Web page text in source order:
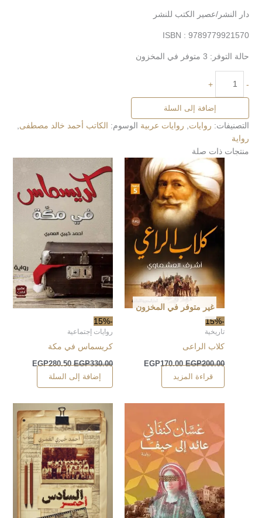
دار النشر/عصير الكتب للنشر
ISBN : 9789779921570
حالة التوفر: 3 متوفر في المخزون
-
+
إضافة إلى السلة
التصنيفات: روايات روايات عربية الوسوم: الكاتب أحمد خالد مصطفى
رواية
منتجات ذات صلة
-15%
غير متوفر في المخزون
تاريخية
كلاب الراعى
EGP200.00
EGP170.00
قراءة المزيد
-15%
روايات إجتماعية
كريسماس في مكة
EGP330.00
EGP280.50
إضافة إلى السلة